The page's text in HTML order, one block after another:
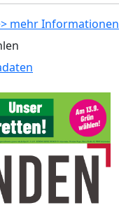
mehr Informationen